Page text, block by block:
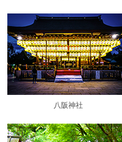
八阪神社